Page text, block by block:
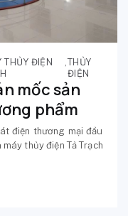
THỦY ĐIỆN
,THỦY
ĐIỆN
mốc sản
phẩm
điện thương mại đầu
thủy điện Tả Trạch